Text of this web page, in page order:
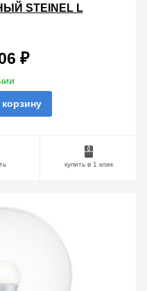
STEINEL L
₽
купить в 1 клик